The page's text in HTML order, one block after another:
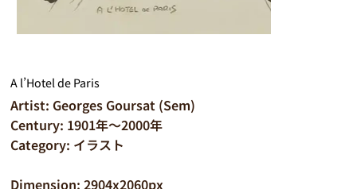
A l’Hotel de Paris
Artist: Georges Goursat (Sem)
Century: 1901年～2000年
Category: イラスト
Dimension: 2904x2060px